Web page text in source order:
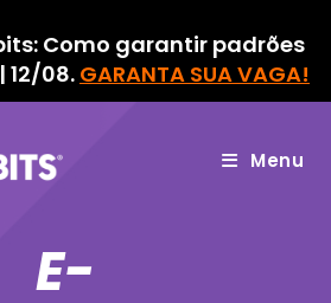
Como garantir padrões
12/08. GARANTA SUA VAGA!
Menu
E-